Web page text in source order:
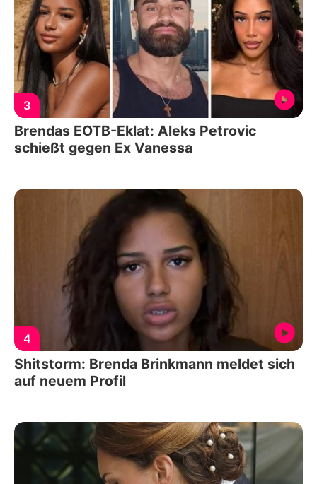
3
Brendas EOTB-Eklat: Aleks Petrovic
schießt gegen Ex Vanessa
4
Shitstorm: Brenda Brinkmann meldet sich
auf neuem Profil